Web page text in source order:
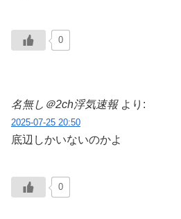
0
名無し＠2ch浮気速報 より:
2025-07-25 20:50
底辺しかいないのかよ
0